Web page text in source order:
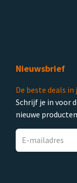
Nieuwsbrief
De beste deals in
Schrijf je in voor
nieuwe